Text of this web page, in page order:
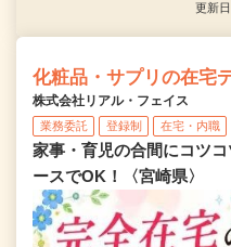
更新
化粧品・サプリの在宅
株式会社リアル・フェイス
業務委託 登録制 在宅・内職
家事・育児の合間にコツ
ースでOK！〈宮崎県〉